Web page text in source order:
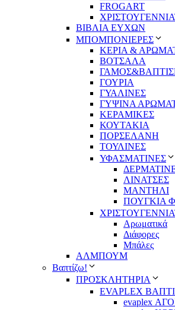
FROGART
ΒΙΒΛΙΑ ΕΥΧΩΝ
ΜΠΟΜΠΟΝΙΕΡΕΣ
ΚΕΡΙΑ &
ΒΟΤΣΑΛΑ
ΓΟΥΡΙΑ
ΓΥΑΛΙΝΕΣ
ΓΥΨΙΝΑ
ΚΕΡΑΜΙΚΕΣ
ΚΟΥΤΑΚΙΑ
ΠΟΡΣΕΛΑΝΗ
ΤΟΥΛΙΝΕΣ
ΥΦΑΣΜΑΤΙΝΕΣ
ΛΙΝΑΤΣΕΣ
ΜΑΝΤΗΛΙ
ΠΟΥΓΚΙΑ
Αρωματικά
Διάφορες
Μπάλες
ΑΛΜΠΟΥΜ
Βαπτίζω!
ΠΡΟΣΚΛΗΤΗΡΙΑ
EVAPLEX
evaplex